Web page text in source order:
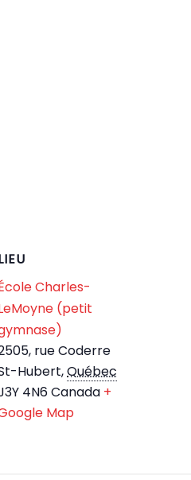
Charles-
(petit
rue Coderre
Hubert,Québec
4N6Canada +
Map